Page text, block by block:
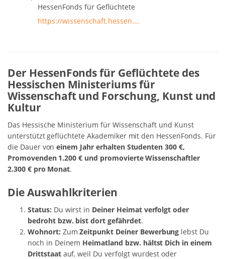
HessenFonds für Geflüchtete
https://wissenschaft.hessen.…
Der HessenFonds für Geflüchtete des
Hessischen Ministeriums für
Wissenschaft und Forschung, Kunst und
Kultur
Das Hessische Ministerium für Wissenschaft und Kunst
unterstützt geflüchtete Akademiker mit den HessenFonds. Für
die Dauer voneinem Jahr erhalten Studenten 300 €,
Promovenden 1.200 € und promovierte Wissenschaftler
2.300 € pro Monat.
Die Auswahlkriterien
Status: Du wirst in Deiner Heimat verfolgt oder
bedroht bzw. bist dort gefährdet.
Wohnort: ZumZeitpunkt Deiner Bewerbung lebst Du
noch in Deinem Heimatland bzw. hältst Dich in einem
Drittstaatauf, weil Du verfolgt wurdest oder